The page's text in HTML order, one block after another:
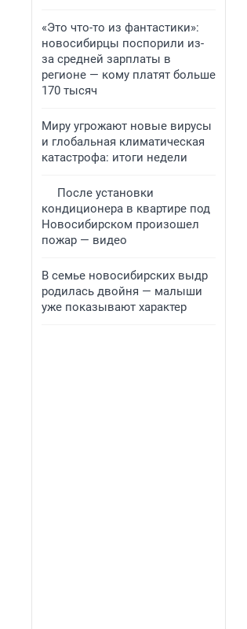
«Это что-то из фантастики»:
новосибирцы поспорили из-
за средней зарплаты в
регионе — кому платят больше
170 тысяч
Миру угрожают новые вирусы
и глобальная климатическая
катастрофа: итоги недели
После установки
кондиционера в квартире под
Новосибирском произошел
пожар — видео
В семье новосибирских выдр
родилась двойня — малыши
уже показывают характер